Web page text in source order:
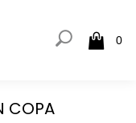
0
COPA